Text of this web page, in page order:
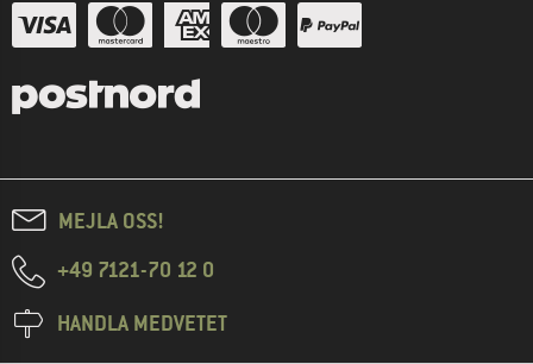
MEJLA OSS!
+49 7121-70 12 0
HANDLA MEDVETET